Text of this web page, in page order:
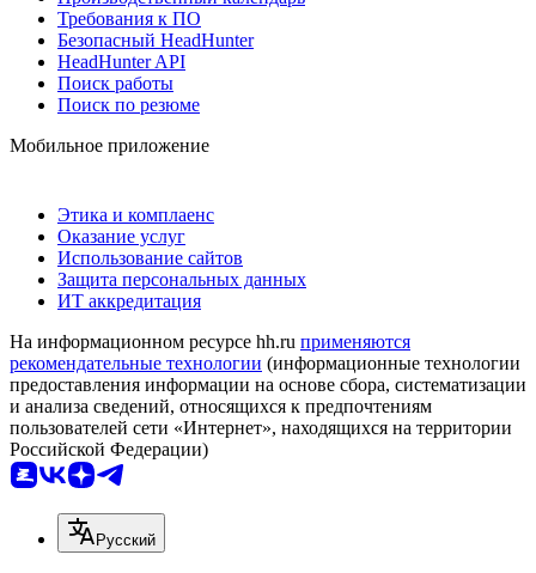
Требования к ПО
Безопасный HeadHunter
HeadHunter API
Поиск работы
Поиск по резюме
Мобильное приложение
Этика и комплаенс
Оказание услуг
Использование сайтов
Защита персональных данных
ИТ аккредитация
На информационном ресурсе hh.ru применяются
рекомендательные технологии (информационные технологии
предоставления информации на основе сбора, систематизации
и анализа сведений, относящихся к предпочтениям
пользователей сети «Интернет», находящихся на территории
Российской Федерации)
Русский